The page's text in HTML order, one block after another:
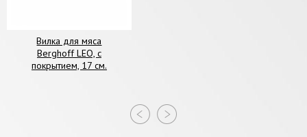
Вилка для мяса
Berghoff LEO, с
покрытием, 17 см.